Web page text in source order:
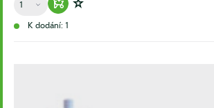
Warenkorb hinzufügen
Zur Wunschliste hinzufügen
K dodání: 1